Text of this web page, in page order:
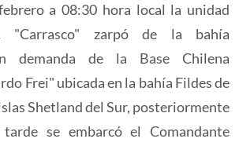
a 08:30 hora local la unidad
"Carrasco" zarpó de la bahía
demanda de la Base Chilena
Frei" ubicada en la bahía Fildes de
Shetland del Sur, posteriormente
se embarcó el Comandante